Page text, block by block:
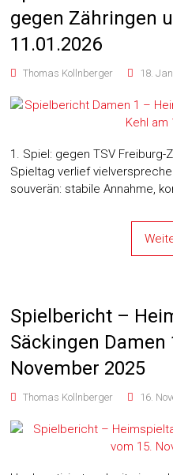
gegen Zähringen
11.01.2026
Thomas Kollnberger 18.
1. Spiel: gegen TSV Freiburg-
Spieltag verlief
souverän: stabile Annahme,
Spielbericht –
Säckingen Damen
November 2025
Thomas Kollnberger 16.